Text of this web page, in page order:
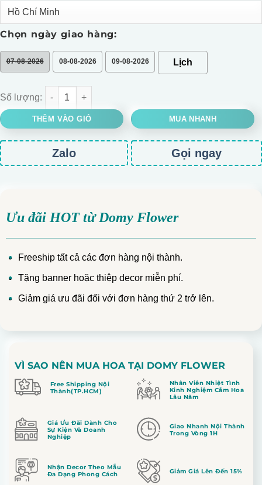
Chọn ngày giao hàng:
07-08-2026 08-08-2026 09-08-2026
BÓ HOA HỒNG SÁP TONE ĐỎ ĐÍNH BƯỚM số lượng
THÊM VÀO GIỎ MUA NHANH
Zalo Gọi ngay
Ưu đãi HOT từ Domy Flower
Freeship tất cả các đơn hàng nội thành.
Tặng banner hoặc thiệp decor miễn phí.
Giảm giá ưu đãi đối với đơn hàng thứ 2 trở lên.
VÌ SAO NÊN MUA HOA TẠI DOMY FLOWER
Free Shipping Nội
Thành(TP.HCM)
Nhân Viên Nhiệt Tình
Kinh Nghiệm Cắm Hoa
Lâu Năm
Giá Ưu Đãi Dành Cho
Sự Kiện Và Doanh
Nghiệp
Giao Nhanh Nội Thành
Trong Vòng 1H
Nhận Decor Theo Mẫu
Đa Dạng Phong Cách
Giảm Giá Lên Đến 15%